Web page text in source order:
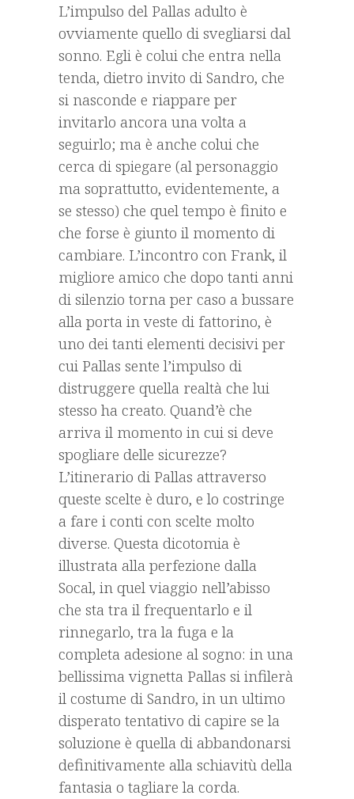
L’impulso del Pallas adulto è
ovviamente quello di svegliarsi dal
sonno. Egli è colui che entra nella
tenda, dietro invito di Sandro, che
si nasconde e riappare per
invitarlo ancora una volta a
seguirlo; ma è anche colui che
cerca di spiegare (al personaggio
ma soprattutto, evidentemente, a
se stesso) che quel tempo è finito e
che forse è giunto il momento di
cambiare. L’incontro con Frank, il
migliore amico che dopo tanti anni
di silenzio torna per caso a bussare
alla porta in veste di fattorino, è
uno dei tanti elementi decisivi per
cui Pallas sente l’impulso di
distruggere quella realtà che lui
stesso ha creato. Quand’è che
arriva il momento in cui si deve
spogliare delle sicurezze?
L’itinerario di Pallas attraverso
queste scelte è duro, e lo costringe
a fare i conti con scelte molto
diverse. Questa dicotomia è
illustrata alla perfezione dalla
Socal, in quel viaggio nell’abisso
che sta tra il frequentarlo e il
rinnegarlo, tra la fuga e la
completa adesione al sogno: in una
bellissima vignetta Pallas si infilerà
il costume di Sandro, in un ultimo
disperato tentativo di capire se la
soluzione è quella di abbandonarsi
definitivamente alla schiavitù della
fantasia o tagliare la corda.